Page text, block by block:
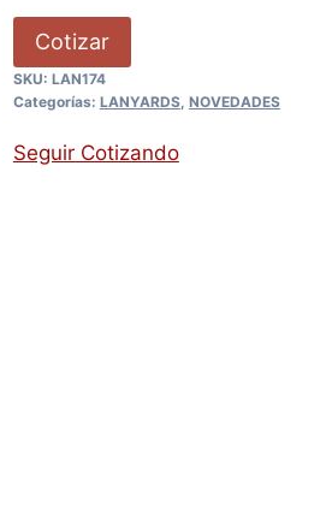
Cotizar
SKU: LAN174
Categorías: LANYARDS, NOVEDADES
Seguir Cotizando